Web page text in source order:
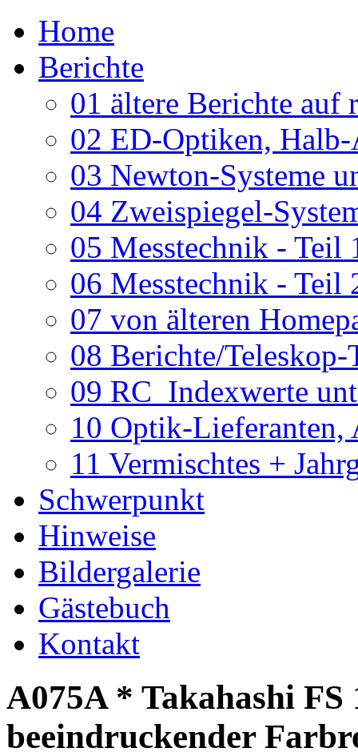
Home
Berichte
01 ältere Berichte auf
02 ED-Optiken, Halb-
03 Newton-Systeme
04 Zweispiegel-
05 Messtechnik - Teil
06 Messtechnik - Teil
07 von älteren
08 Berichte/
09 RC_Indexwerte
10 Optik-Lieferanten,
11 Vermischtes +
Schwerpunkt
Hinweise
Bildergalerie
Gästebuch
Kontakt
A075A * Takahashi
beeindruckender